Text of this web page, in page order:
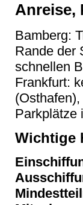
Anreise,
Bamberg:
Rande der
schnellen
Frankfurt:
Parkplätze
Wichtige